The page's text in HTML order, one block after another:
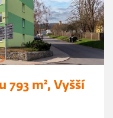
m², Vyšší